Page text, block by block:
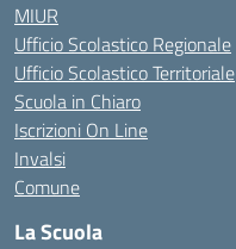
MIUR
Ufficio Scolastico Regionale
Ufficio Scolastico Territoriale
Scuola in Chiaro
Iscrizioni On Line
Invalsi
Comune
La Scuola